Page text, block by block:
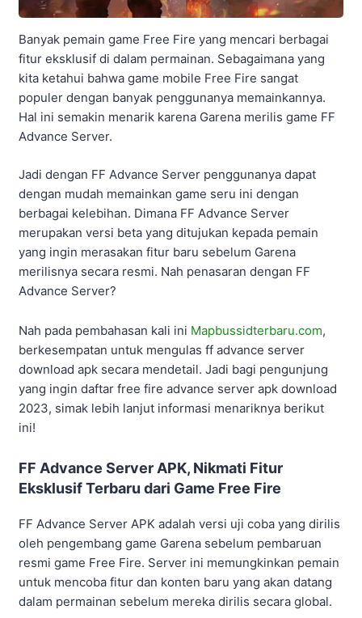
Banyak pemain game Free Fire yang mencari berbagai
fitur eksklusif di dalam permainan. Sebagaimana yang
kita ketahui bahwa game mobile Free Fire sangat
populer dengan banyak penggunanya memainkannya.
Hal ini semakin menarik karena Garena merilis game FF
Advance Server.
Jadi dengan FF Advance Server penggunanya dapat
dengan mudah memainkan game seru ini dengan
berbagai kelebihan. Dimana FF Advance Server
merupakan versi beta yang ditujukan kepada pemain
yang ingin merasakan fitur baru sebelum Garena
merilisnya secara resmi. Nah penasaran dengan FF
Advance Server?
Nah pada pembahasan kali ini Mapbussidterbaru.com,
berkesempatan untuk mengulas ff advance server
download apk secara mendetail. Jadi bagi pengunjung
yang ingin daftar free fire advance server apk download
2023, simak lebih lanjut informasi menariknya berikut
ini!
FF Advance Server APK, Nikmati Fitur
Eksklusif Terbaru dari Game Free Fire
FF Advance Server APK adalah versi uji coba yang dirilis
oleh pengembang game Garena sebelum pembaruan
resmi game Free Fire. Server ini memungkinkan pemain
untuk mencoba fitur dan konten baru yang akan datang
dalam permainan sebelum mereka dirilis secara global.